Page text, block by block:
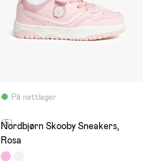
På nettlager
(5)
Nordbjørn Skooby Sneakers,
Rosa